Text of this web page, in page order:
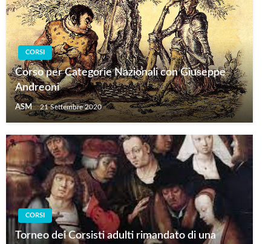
CORSI
Corso per Categorie Nazionali con Giuseppe
Andreoni
ASM 21 Settembre 2020
CORSI
Torneo dei Corsisti adulti rimandato di una